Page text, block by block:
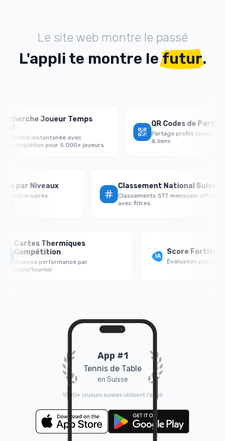
Le site web montre le passé
L'appli te montre lefutur.
Joueur Temps
instantanée avec
pour 5.000+ joueurs
QR Codes de Partage
Partage profils joueurs avec
& liens
Victoire par Niveaux
vs adversaires
Classement National
Classements STT mensuels
avec filtres
Thermiques
performance par
tournoi
Score Fortitude
Évaluation
App #1
Tennis de Table
en Suisse
1000+ joueurs suisses utilisent l'appli